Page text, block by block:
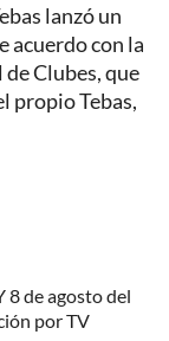
lanzó un
acuerdo con la
Clubes, que
propio Tebas,
8 de agosto del
por TV